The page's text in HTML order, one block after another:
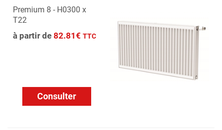
Premium 8 - H0300 x
T22
à partir de 82.81€ TTC
Consulter